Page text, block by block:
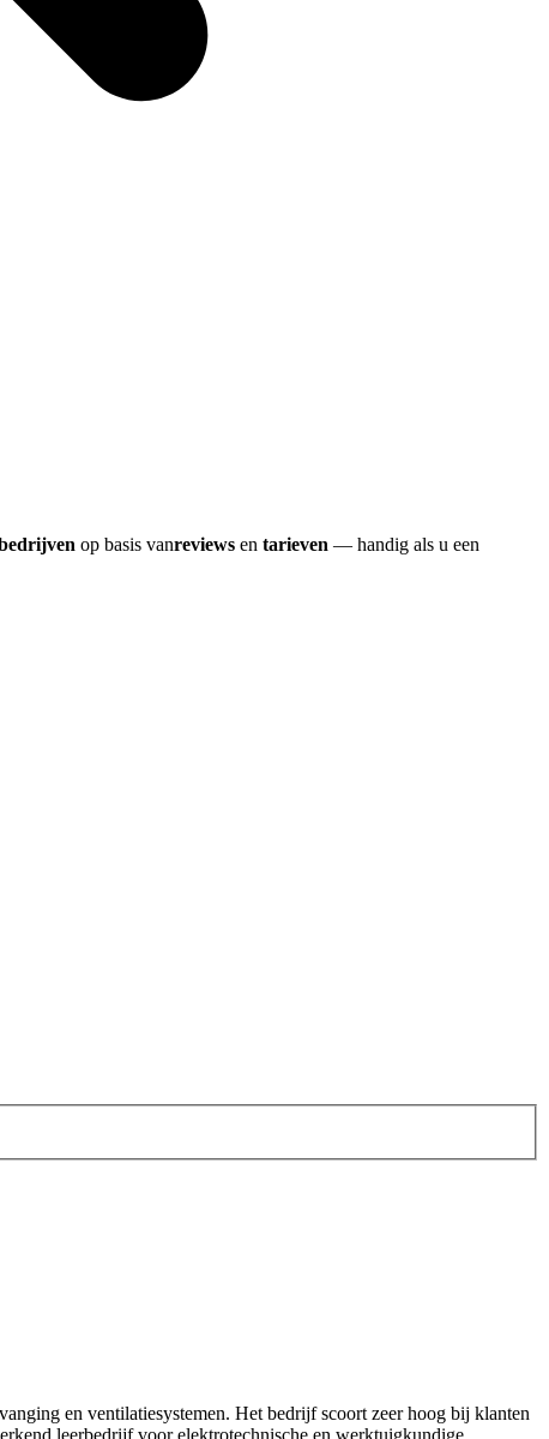
op basis vanreviews en tarieven — handig als u een
en ventilatiesystemen. Het bedrijf scoort zeer hoog bij klanten
leerbedrijf voor elektrotechnische en werktuigkundige